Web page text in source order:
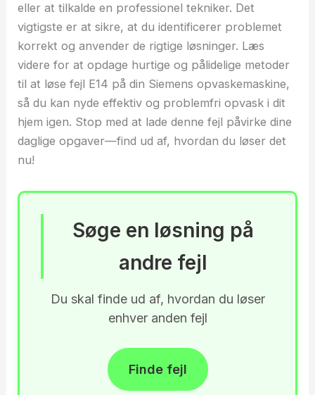
eller at tilkalde en professionel tekniker. Det
vigtigste er at sikre, at du identificerer problemet
korrekt og anvender de rigtige løsninger. Læs
videre for at opdage hurtige og pålidelige metoder
til at løse fejl E14 på din Siemens opvaskemaskine,
så du kan nyde effektiv og problemfri opvask i dit
hjem igen. Stop med at lade denne fejl påvirke dine
daglige opgaver—find ud af, hvordan du løser det
nu!
Søge en løsning på
andre fejl
Du skal finde ud af, hvordan du løser
enhver anden fejl
Finde fejl